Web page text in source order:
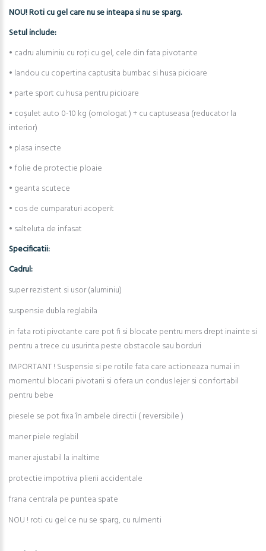
NOU! Roti cu gel care nu se inteapa si nu se sparg.
Setul include:
• cadru aluminiu cu roţi cu gel, cele din fata pivotante
• landou cu copertina captusita bumbac si husa picioare
• parte sport cu husa pentru picioare
• coşulet auto 0-10 kg (omologat ) + cu captuseasa (reducator la
interior)
• plasa insecte
• folie de protectie ploaie
• geanta scutece
• cos de cumparaturi acoperit
• salteluta de infasat
Specificatii:
Cadrul:
super rezistent si usor (aluminiu)
suspensie dubla reglabila
in fata roti pivotante care pot fi si blocate pentru mers drept inainte si
pentru a trece cu usurinta peste obstacole sau borduri
IMPORTANT ! Suspensie si pe rotile fata care actioneaza numai in
momentul blocarii pivotarii si ofera un condus lejer si confortabil
pentru bebe
piesele se pot fixa în ambele directii ( reversibile )
maner piele reglabil
maner ajustabil la inaltime
protectie impotriva plierii accidentale
frana centrala pe puntea spate
NOU ! roti cu gel ce nu se sparg, cu rulmenti